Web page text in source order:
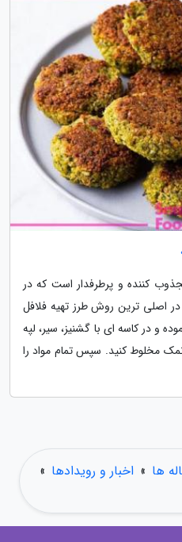
کننده و پرطرفدار است که در
اصلی ترین روش طرز تهیه فلافل
و در کاسه ای با گشنیز، سیر، لپه
مخلوط کنید. سپس تمام مواد را
ها » اخبار و رویدادها »